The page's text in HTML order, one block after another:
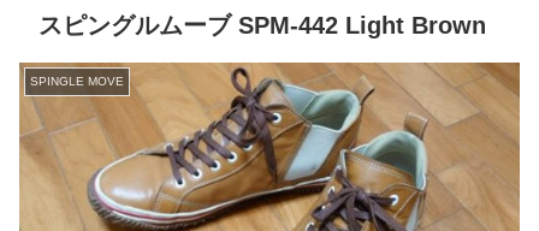
スピングルムーブ SPM-442 Light Brown
SPINGLE MOVE